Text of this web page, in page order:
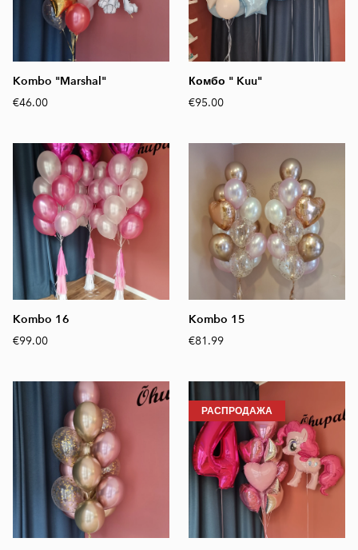
Kombo "Marshal"
€46.00
Комбо " Kuu"
€95.00
Kombo 16
€99.00
Kombo 15
€81.99
РАСПРОДАЖА